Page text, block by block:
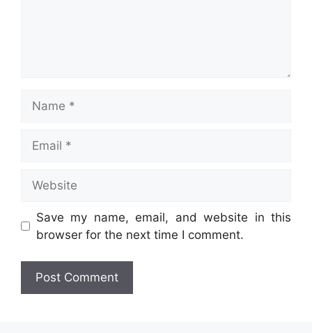
Save my name, email, and website in this
browser for the next time I comment.